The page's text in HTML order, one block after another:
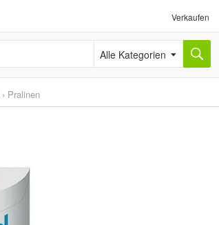
Verkaufen
Alle Kategorien
› Pralinen